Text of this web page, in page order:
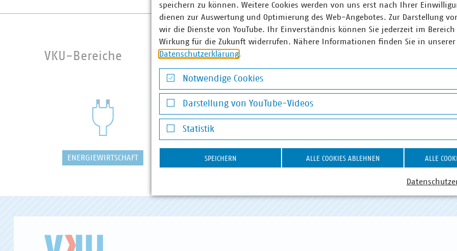
VKU-Bereiche
ENERGIEWIRTSCHAFT WASSER/ABWASSER DIGITALISIERUNG/TK
speichern zu können. Weitere Cookies werden von uns erst nach Ihrer
dienen zur Auswertung und Optimierung des Web-Angebotes. Zur Darstellung
wir die Dienste von YouTube. Ihr Einverständnis können Sie jederzeit im
Wirkung für die Zukunft widerrufen. Nähere Informationen finden Sie in unserer
Datenschutzerklärung.
Notwendige Cookies
Notwendige Cookies
Darstellung von YouTube-Videos
Darstellung von YouTube-Videos
Statistik
Statistik
SPEICHERN ALLE COOKIES ABLEHNEN ALLE